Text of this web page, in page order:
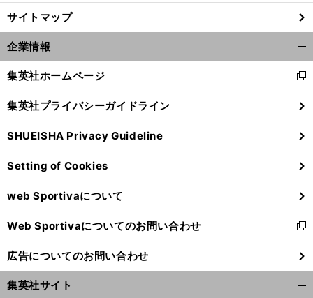
サイトマップ
企業情報
閉
る
集英社ホームページ
新
し
い
ウ
ィ
ン
ド
ウ
で
開
く
集英社プライバシーガイドライン
SHUEISHA Privacy Guideline
Setting of Cookies
web Sportivaについて
Web Sportivaについてのお問い合わせ
新
し
い
ウ
ィ
広告についてのお問い合わせ
集英社サイト